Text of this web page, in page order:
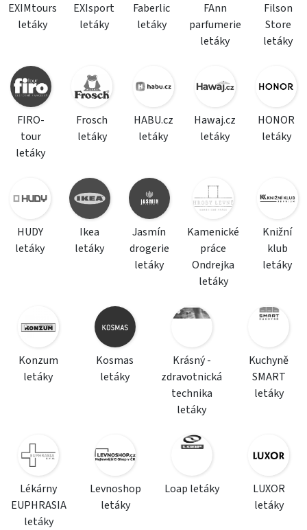
EXIMtours
letáky
EXIsport
letáky
Faberlic
letáky
FAnn
parfumerie
letáky
Filson
Store
letáky
FIRO-
tour
letáky
Frosch
letáky
HABU.cz
letáky
Hawaj.cz
letáky
HONOR
letáky
HUDY
letáky
Ikea
letáky
Jasmín
drogerie
letáky
Kamenické
práce
Ondrejka
letáky
Knižní
klub
letáky
Konzum
letáky
Kosmas
letáky
Krásný -
zdravotnická
technika
letáky
Kuchyně
SMART
letáky
Lékárny
EUPHRASIA
letáky
Levnoshop
letáky
Loap letáky
LUXOR
letáky